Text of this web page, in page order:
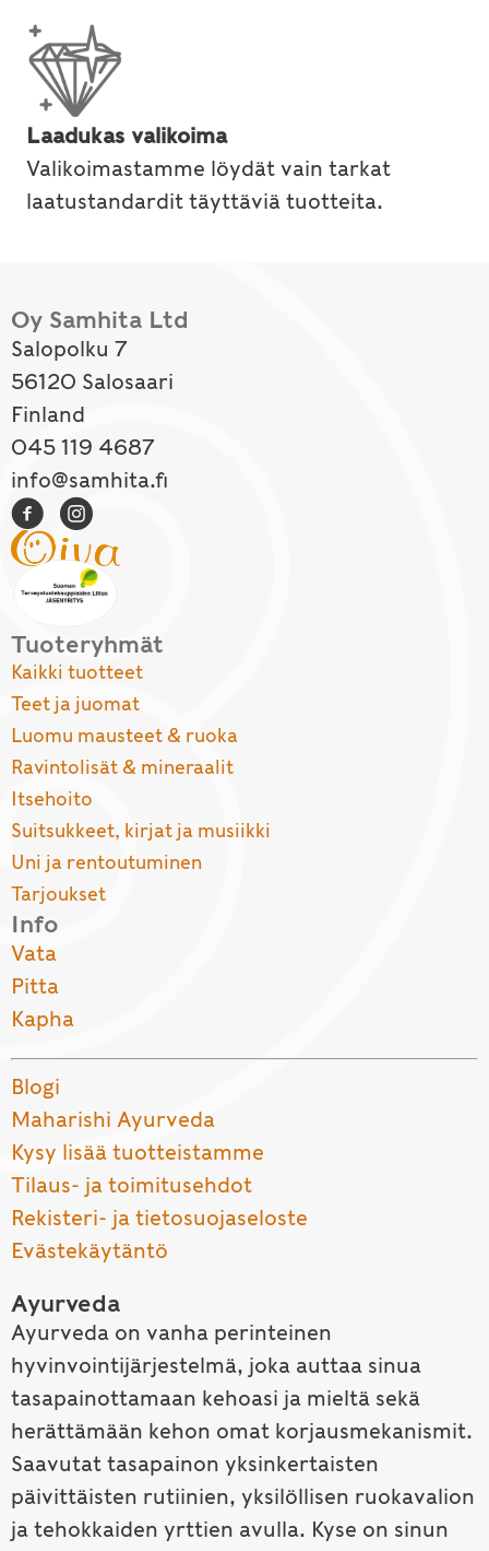
Laadukas valikoima
Valikoimastamme löydät vain tarkat
laatustandardit täyttäviä tuotteita.
Oy Samhita Ltd
Salopolku 7
56120 Salosaari
Finland
045 119 4687
info@samhita.fi
Tuoteryhmät
Kaikki tuotteet
Teet ja juomat
Luomu mausteet & ruoka
Ravintolisät & mineraalit
Itsehoito
Suitsukkeet, kirjat ja musiikki
Uni ja rentoutuminen
Tarjoukset
Info
Vata
Pitta
Kapha
Blogi
Maharishi Ayurveda
Kysy lisää tuotteistamme
Tilaus- ja toimitusehdot
Rekisteri- ja tietosuojaseloste
Evästekäytäntö
Ayurveda
Ayurveda on vanha perinteinen
hyvinvointijärjestelmä, joka auttaa sinua
tasapainottamaan kehoasi ja mieltä sekä
herättämään kehon omat korjausmekanismit.
Saavutat tasapainon yksinkertaisten
päivittäisten rutiinien, yksilöllisen ruokavalion
ja tehokkaiden yrttien avulla. Kyse on sinun